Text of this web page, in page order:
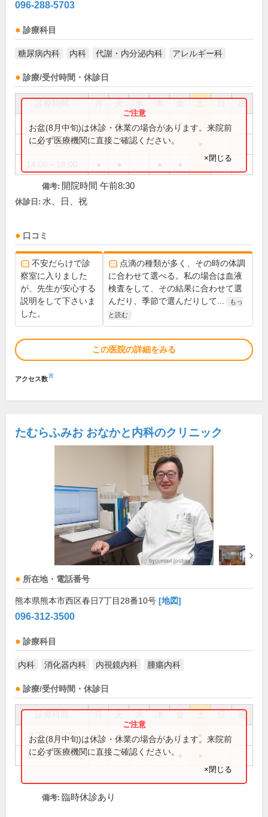
096-288-5703
診療科目
糖尿病内科 内科 代謝・内分泌内科 アレルギー科
診療/受付時間・休診日
祝
9:00～12:30 ● ● ● ●
9:00～13:00
お盆(8月中旬)は休診・休業の場合があります。来院前
に必ず医療機関に直接ご確認ください。
×閉じる
備考: 開院時間 午前8:30
休診日: 水、日、祝
口コミ
不安だらけで診
察室に入りました
が、先生が安心する
説明をして下さいま
した。
点滴の種類が多く、その時の体調
に合わせて選べる。私の場合は血液
検査をして、その結果に合わせて選
んだり、季節で選んだりして...
もっ
と読む
この医院の詳細をみる
アクセス数※
たむらふみお おなかと内科のクリニック
所在地・電話番号
熊本県熊本市西区春日7丁目28番10号 [地図]
096-312-3500
診療科目
内科 消化器内科 内視鏡内科 腫瘍内科
診療/受付時間・休診日
祝
8:30～12:00 ● ● ● ●
13:30～18:00 ● ● ●
お盆(8月中旬)は休診・休業の場合があります。来院前
に必ず医療機関に直接ご確認ください。
×閉じる
備考: 臨時休診あり